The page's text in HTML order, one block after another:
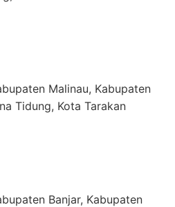
Malinau, Kabupaten
Tidung, Kota Tarakan
Banjar, Kabupaten